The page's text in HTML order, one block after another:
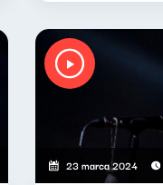
23 marca 2024